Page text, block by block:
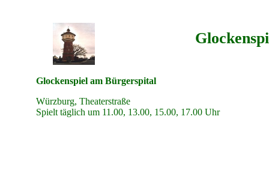
Glockenspiel am Bürgerspital
Würzburg, Theaterstraße
Spielt täglich um 11.00, 13.00, 15.00, 17.00 Uhr